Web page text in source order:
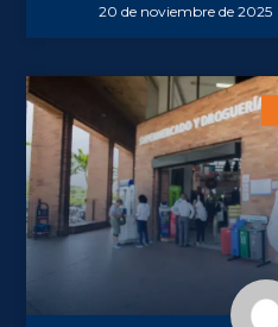
20 de noviembre de 2025